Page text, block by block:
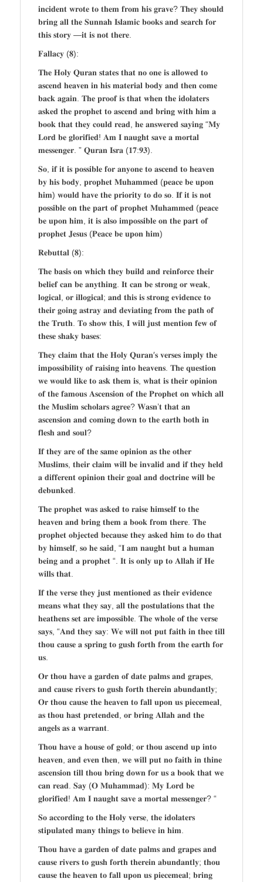
𝐢𝐧𝐜𝐢𝐝𝐞𝐧𝐭 𝐰𝐫𝐨𝐭𝐞 𝐭𝐨 𝐭𝐡𝐞𝐦 𝐟𝐫𝐨𝐦 𝐡𝐢𝐬 𝐠𝐫𝐚𝐯𝐞? 𝐓𝐡𝐞𝐲 𝐬𝐡𝐨𝐮𝐥𝐝
𝐛𝐫𝐢𝐧𝐠 𝐚𝐥𝐥 𝐭𝐡𝐞 𝐒𝐮𝐧𝐧𝐚𝐡 𝐈𝐬𝐥𝐚𝐦𝐢𝐜 𝐛𝐨𝐨𝐤𝐬 𝐚𝐧𝐝 𝐬𝐞𝐚𝐫𝐜𝐡 𝐟𝐨𝐫
𝐭𝐡𝐢𝐬 𝐬𝐭𝐨𝐫𝐲 —𝐢𝐭 𝐢𝐬 𝐧𝐨𝐭 𝐭𝐡𝐞𝐫𝐞.
𝐅𝐚𝐥𝐥𝐚𝐜𝐲 (𝟖):
𝐓𝐡𝐞 𝐇𝐨𝐥𝐲 𝐐𝐮𝐫𝐚𝐧 𝐬𝐭𝐚𝐭𝐞𝐬 𝐭𝐡𝐚𝐭 𝐧𝐨 𝐨𝐧𝐞 𝐢𝐬 𝐚𝐥𝐥𝐨𝐰𝐞𝐝 𝐭𝐨
𝐚𝐬𝐜𝐞𝐧𝐝 𝐡𝐞𝐚𝐯𝐞𝐧 𝐢𝐧 𝐡𝐢𝐬 𝐦𝐚𝐭𝐞𝐫𝐢𝐚𝐥 𝐛𝐨𝐝𝐲 𝐚𝐧𝐝 𝐭𝐡𝐞𝐧 𝐜𝐨𝐦𝐞
𝐛𝐚𝐜𝐤 𝐚𝐠𝐚𝐢𝐧. 𝐓𝐡𝐞 𝐩𝐫𝐨𝐨𝐟 𝐢𝐬 𝐭𝐡𝐚𝐭 𝐰𝐡𝐞𝐧 𝐭𝐡𝐞 𝐢𝐝𝐨𝐥𝐚𝐭𝐞𝐫𝐬
𝐚𝐬𝐤𝐞𝐝 𝐭𝐡𝐞 𝐩𝐫𝐨𝐩𝐡𝐞𝐭 𝐭𝐨 𝐚𝐬𝐜𝐞𝐧𝐝 𝐚𝐧𝐝 𝐛𝐫𝐢𝐧𝐠 𝐰𝐢𝐭𝐡 𝐡𝐢𝐦 𝐚
𝐛𝐨𝐨𝐤 𝐭𝐡𝐚𝐭 𝐭𝐡𝐞𝐲 𝐜𝐨𝐮𝐥𝐝 𝐫𝐞𝐚𝐝, 𝐡𝐞 𝐚𝐧𝐬𝐰𝐞𝐫𝐞𝐝 𝐬𝐚𝐲𝐢𝐧𝐠 “𝐌𝐲
𝐋𝐨𝐫𝐝 𝐛𝐞 𝐠𝐥𝐨𝐫𝐢𝐟𝐢𝐞𝐝! 𝐀𝐦 𝐈 𝐧𝐚𝐮𝐠𝐡𝐭 𝐬𝐚𝐯𝐞 𝐚 𝐦𝐨𝐫𝐭𝐚𝐥
𝐦𝐞𝐬𝐬𝐞𝐧𝐠𝐞𝐫. ” 𝐐𝐮𝐫𝐚𝐧 𝐈𝐬𝐫𝐚 (𝟏𝟕:𝟗𝟑).
𝐒𝐨, 𝐢𝐟 𝐢𝐭 𝐢𝐬 𝐩𝐨𝐬𝐬𝐢𝐛𝐥𝐞 𝐟𝐨𝐫 𝐚𝐧𝐲𝐨𝐧𝐞 𝐭𝐨 𝐚𝐬𝐜𝐞𝐧𝐝 𝐭𝐨 𝐡𝐞𝐚𝐯𝐞𝐧
𝐛𝐲 𝐡𝐢𝐬 𝐛𝐨𝐝𝐲, 𝐩𝐫𝐨𝐩𝐡𝐞𝐭 𝐌𝐮𝐡𝐚𝐦𝐦𝐞𝐝 (𝐩𝐞𝐚𝐜𝐞 𝐛𝐞 𝐮𝐩𝐨𝐧
𝐡𝐢𝐦) 𝐰𝐨𝐮𝐥𝐝 𝐡𝐚𝐯𝐞 𝐭𝐡𝐞 𝐩𝐫𝐢𝐨𝐫𝐢𝐭𝐲 𝐭𝐨 𝐝𝐨 𝐬𝐨. 𝐈𝐟 𝐢𝐭 𝐢𝐬 𝐧𝐨𝐭
𝐩𝐨𝐬𝐬𝐢𝐛𝐥𝐞 𝐨𝐧 𝐭𝐡𝐞 𝐩𝐚𝐫𝐭 𝐨𝐟 𝐩𝐫𝐨𝐩𝐡𝐞𝐭 𝐌𝐮𝐡𝐚𝐦𝐦𝐞𝐝 (𝐩𝐞𝐚𝐜𝐞
𝐛𝐞 𝐮𝐩𝐨𝐧 𝐡𝐢𝐦, 𝐢𝐭 𝐢𝐬 𝐚𝐥𝐬𝐨 𝐢𝐦𝐩𝐨𝐬𝐬𝐢𝐛𝐥𝐞 𝐨𝐧 𝐭𝐡𝐞 𝐩𝐚𝐫𝐭 𝐨𝐟
𝐩𝐫𝐨𝐩𝐡𝐞𝐭 𝐉𝐞𝐬𝐮𝐬 (𝐏𝐞𝐚𝐜𝐞 𝐛𝐞 𝐮𝐩𝐨𝐧 𝐡𝐢𝐦)
𝐑𝐞𝐛𝐮𝐭𝐭𝐚𝐥 (𝟖):
𝐓𝐡𝐞 𝐛𝐚𝐬𝐢𝐬 𝐨𝐧 𝐰𝐡𝐢𝐜𝐡 𝐭𝐡𝐞𝐲 𝐛𝐮𝐢𝐥𝐝 𝐚𝐧𝐝 𝐫𝐞𝐢𝐧𝐟𝐨𝐫𝐜𝐞 𝐭𝐡𝐞𝐢𝐫
𝐛𝐞𝐥𝐢𝐞𝐟 𝐜𝐚𝐧 𝐛𝐞 𝐚𝐧𝐲𝐭𝐡𝐢𝐧𝐠. 𝐈𝐭 𝐜𝐚𝐧 𝐛𝐞 𝐬𝐭𝐫𝐨𝐧𝐠 𝐨𝐫 𝐰𝐞𝐚𝐤,
𝐥𝐨𝐠𝐢𝐜𝐚𝐥, 𝐨𝐫 𝐢𝐥𝐥𝐨𝐠𝐢𝐜𝐚𝐥; 𝐚𝐧𝐝 𝐭𝐡𝐢𝐬 𝐢𝐬 𝐬𝐭𝐫𝐨𝐧𝐠 𝐞𝐯𝐢𝐝𝐞𝐧𝐜𝐞 𝐭𝐨
𝐭𝐡𝐞𝐢𝐫 𝐠𝐨𝐢𝐧𝐠 𝐚𝐬𝐭𝐫𝐚𝐲 𝐚𝐧𝐝 𝐝𝐞𝐯𝐢𝐚𝐭𝐢𝐧𝐠 𝐟𝐫𝐨𝐦 𝐭𝐡𝐞 𝐩𝐚𝐭𝐡 𝐨𝐟
𝐭𝐡𝐞 𝐓𝐫𝐮𝐭𝐡. 𝐓𝐨 𝐬𝐡𝐨𝐰 𝐭𝐡𝐢𝐬, 𝐈 𝐰𝐢𝐥𝐥 𝐣𝐮𝐬𝐭 𝐦𝐞𝐧𝐭𝐢𝐨𝐧 𝐟𝐞𝐰 𝐨𝐟
𝐭𝐡𝐞𝐬𝐞 𝐬𝐡𝐚𝐤𝐲 𝐛𝐚𝐬𝐞𝐬:
𝐓𝐡𝐞𝐲 𝐜𝐥𝐚𝐢𝐦 𝐭𝐡𝐚𝐭 𝐭𝐡𝐞 𝐇𝐨𝐥𝐲 𝐐𝐮𝐫𝐚𝐧′𝐬 𝐯𝐞𝐫𝐬𝐞𝐬 𝐢𝐦𝐩𝐥𝐲 𝐭𝐡𝐞
𝐢𝐦𝐩𝐨𝐬𝐬𝐢𝐛𝐢𝐥𝐢𝐭𝐲 𝐨𝐟 𝐫𝐚𝐢𝐬𝐢𝐧𝐠 𝐢𝐧𝐭𝐨 𝐡𝐞𝐚𝐯𝐞𝐧𝐬. 𝐓𝐡𝐞 𝐪𝐮𝐞𝐬𝐭𝐢𝐨𝐧
𝐰𝐞 𝐰𝐨𝐮𝐥𝐝 𝐥𝐢𝐤𝐞 𝐭𝐨 𝐚𝐬𝐤 𝐭𝐡𝐞𝐦 𝐢𝐬, 𝐰𝐡𝐚𝐭 𝐢𝐬 𝐭𝐡𝐞𝐢𝐫 𝐨𝐩𝐢𝐧𝐢𝐨𝐧
𝐨𝐟 𝐭𝐡𝐞 𝐟𝐚𝐦𝐨𝐮𝐬 𝐀𝐬𝐜𝐞𝐧𝐬𝐢𝐨𝐧 𝐨𝐟 𝐭𝐡𝐞 𝐏𝐫𝐨𝐩𝐡𝐞𝐭 𝐨𝐧 𝐰𝐡𝐢𝐜𝐡 𝐚𝐥𝐥
𝐭𝐡𝐞 𝐌𝐮𝐬𝐥𝐢𝐦 𝐬𝐜𝐡𝐨𝐥𝐚𝐫𝐬 𝐚𝐠𝐫𝐞𝐞? 𝐖𝐚𝐬𝐧’𝐭 𝐭𝐡𝐚𝐭 𝐚𝐧
𝐚𝐬𝐜𝐞𝐧𝐬𝐢𝐨𝐧 𝐚𝐧𝐝 𝐜𝐨𝐦𝐢𝐧𝐠 𝐝𝐨𝐰𝐧 𝐭𝐨 𝐭𝐡𝐞 𝐞𝐚𝐫𝐭𝐡 𝐛𝐨𝐭𝐡 𝐢𝐧
𝐟𝐥𝐞𝐬𝐡 𝐚𝐧𝐝 𝐬𝐨𝐮𝐥?
𝐈𝐟 𝐭𝐡𝐞𝐲 𝐚𝐫𝐞 𝐨𝐟 𝐭𝐡𝐞 𝐬𝐚𝐦𝐞 𝐨𝐩𝐢𝐧𝐢𝐨𝐧 𝐚𝐬 𝐭𝐡𝐞 𝐨𝐭𝐡𝐞𝐫
𝐌𝐮𝐬𝐥𝐢𝐦𝐬, 𝐭𝐡𝐞𝐢𝐫 𝐜𝐥𝐚𝐢𝐦 𝐰𝐢𝐥𝐥 𝐛𝐞 𝐢𝐧𝐯𝐚𝐥𝐢𝐝 𝐚𝐧𝐝 𝐢𝐟 𝐭𝐡𝐞𝐲 𝐡𝐞𝐥𝐝
𝐚 𝐝𝐢𝐟𝐟𝐞𝐫𝐞𝐧𝐭 𝐨𝐩𝐢𝐧𝐢𝐨𝐧 𝐭𝐡𝐞𝐢𝐫 𝐠𝐨𝐚𝐥 𝐚𝐧𝐝 𝐝𝐨𝐜𝐭𝐫𝐢𝐧𝐞 𝐰𝐢𝐥𝐥 𝐛𝐞
𝐝𝐞𝐛𝐮𝐧𝐤𝐞𝐝.
𝐓𝐡𝐞 𝐩𝐫𝐨𝐩𝐡𝐞𝐭 𝐰𝐚𝐬 𝐚𝐬𝐤𝐞𝐝 𝐭𝐨 𝐫𝐚𝐢𝐬𝐞 𝐡𝐢𝐦𝐬𝐞𝐥𝐟 𝐭𝐨 𝐭𝐡𝐞
𝐡𝐞𝐚𝐯𝐞𝐧 𝐚𝐧𝐝 𝐛𝐫𝐢𝐧𝐠 𝐭𝐡𝐞𝐦 𝐚 𝐛𝐨𝐨𝐤 𝐟𝐫𝐨𝐦 𝐭𝐡𝐞𝐫𝐞. 𝐓𝐡𝐞
𝐩𝐫𝐨𝐩𝐡𝐞𝐭 𝐨𝐛𝐣𝐞𝐜𝐭𝐞𝐝 𝐛𝐞𝐜𝐚𝐮𝐬𝐞 𝐭𝐡𝐞𝐲 𝐚𝐬𝐤𝐞𝐝 𝐡𝐢𝐦 𝐭𝐨 𝐝𝐨 𝐭𝐡𝐚𝐭
𝐛𝐲 𝐡𝐢𝐦𝐬𝐞𝐥𝐟, 𝐬𝐨 𝐡𝐞 𝐬𝐚𝐢𝐝, “𝐈 𝐚𝐦 𝐧𝐚𝐮𝐠𝐡𝐭 𝐛𝐮𝐭 𝐚 𝐡𝐮𝐦𝐚𝐧
𝐛𝐞𝐢𝐧𝐠 𝐚𝐧𝐝 𝐚 𝐩𝐫𝐨𝐩𝐡𝐞𝐭 “. 𝐈𝐭 𝐢𝐬 𝐨𝐧𝐥𝐲 𝐮𝐩 𝐭𝐨 𝐀𝐥𝐥𝐚𝐡 𝐢𝐟 𝐇𝐞
𝐰𝐢𝐥𝐥𝐬 𝐭𝐡𝐚𝐭.
𝐈𝐟 𝐭𝐡𝐞 𝐯𝐞𝐫𝐬𝐞 𝐭𝐡𝐞𝐲 𝐣𝐮𝐬𝐭 𝐦𝐞𝐧𝐭𝐢𝐨𝐧𝐞𝐝 𝐚𝐬 𝐭𝐡𝐞𝐢𝐫 𝐞𝐯𝐢𝐝𝐞𝐧𝐜𝐞
𝐦𝐞𝐚𝐧𝐬 𝐰𝐡𝐚𝐭 𝐭𝐡𝐞𝐲 𝐬𝐚𝐲, 𝐚𝐥𝐥 𝐭𝐡𝐞 𝐩𝐨𝐬𝐭𝐮𝐥𝐚𝐭𝐢𝐨𝐧𝐬 𝐭𝐡𝐚𝐭 𝐭𝐡𝐞
𝐡𝐞𝐚𝐭𝐡𝐞𝐧𝐬 𝐬𝐞𝐭 𝐚𝐫𝐞 𝐢𝐦𝐩𝐨𝐬𝐬𝐢𝐛𝐥𝐞. 𝐓𝐡𝐞 𝐰𝐡𝐨𝐥𝐞 𝐨𝐟 𝐭𝐡𝐞 𝐯𝐞𝐫𝐬𝐞
𝐬𝐚𝐲𝐬, “𝐀𝐧𝐝 𝐭𝐡𝐞𝐲 𝐬𝐚𝐲: 𝐖𝐞 𝐰𝐢𝐥𝐥 𝐧𝐨𝐭 𝐩𝐮𝐭 𝐟𝐚𝐢𝐭𝐡 𝐢𝐧 𝐭𝐡𝐞𝐞 𝐭𝐢𝐥𝐥
𝐭𝐡𝐨𝐮 𝐜𝐚𝐮𝐬𝐞 𝐚 𝐬𝐩𝐫𝐢𝐧𝐠 𝐭𝐨 𝐠𝐮𝐬𝐡 𝐟𝐨𝐫𝐭𝐡 𝐟𝐫𝐨𝐦 𝐭𝐡𝐞 𝐞𝐚𝐫𝐭𝐡 𝐟𝐨𝐫
𝐮𝐬.
𝐎𝐫 𝐭𝐡𝐨𝐮 𝐡𝐚𝐯𝐞 𝐚 𝐠𝐚𝐫𝐝𝐞𝐧 𝐨𝐟 𝐝𝐚𝐭𝐞 𝐩𝐚𝐥𝐦𝐬 𝐚𝐧𝐝 𝐠𝐫𝐚𝐩𝐞𝐬,
𝐚𝐧𝐝 𝐜𝐚𝐮𝐬𝐞 𝐫𝐢𝐯𝐞𝐫𝐬 𝐭𝐨 𝐠𝐮𝐬𝐡 𝐟𝐨𝐫𝐭𝐡 𝐭𝐡𝐞𝐫𝐞𝐢𝐧 𝐚𝐛𝐮𝐧𝐝𝐚𝐧𝐭𝐥𝐲;
𝐎𝐫 𝐭𝐡𝐨𝐮 𝐜𝐚𝐮𝐬𝐞 𝐭𝐡𝐞 𝐡𝐞𝐚𝐯𝐞𝐧 𝐭𝐨 𝐟𝐚𝐥𝐥 𝐮𝐩𝐨𝐧 𝐮𝐬 𝐩𝐢𝐞𝐜𝐞𝐦𝐞𝐚𝐥,
𝐚𝐬 𝐭𝐡𝐨𝐮 𝐡𝐚𝐬𝐭 𝐩𝐫𝐞𝐭𝐞𝐧𝐝𝐞𝐝, 𝐨𝐫 𝐛𝐫𝐢𝐧𝐠 𝐀𝐥𝐥𝐚𝐡 𝐚𝐧𝐝 𝐭𝐡𝐞
𝐚𝐧𝐠𝐞𝐥𝐬 𝐚𝐬 𝐚 𝐰𝐚𝐫𝐫𝐚𝐧𝐭.
𝐓𝐡𝐨𝐮 𝐡𝐚𝐯𝐞 𝐚 𝐡𝐨𝐮𝐬𝐞 𝐨𝐟 𝐠𝐨𝐥𝐝; 𝐨𝐫 𝐭𝐡𝐨𝐮 𝐚𝐬𝐜𝐞𝐧𝐝 𝐮𝐩 𝐢𝐧𝐭𝐨
𝐡𝐞𝐚𝐯𝐞𝐧, 𝐚𝐧𝐝 𝐞𝐯𝐞𝐧 𝐭𝐡𝐞𝐧, 𝐰𝐞 𝐰𝐢𝐥𝐥 𝐩𝐮𝐭 𝐧𝐨 𝐟𝐚𝐢𝐭𝐡 𝐢𝐧 𝐭𝐡𝐢𝐧𝐞
𝐚𝐬𝐜𝐞𝐧𝐬𝐢𝐨𝐧 𝐭𝐢𝐥𝐥 𝐭𝐡𝐨𝐮 𝐛𝐫𝐢𝐧𝐠 𝐝𝐨𝐰𝐧 𝐟𝐨𝐫 𝐮𝐬 𝐚 𝐛𝐨𝐨𝐤 𝐭𝐡𝐚𝐭 𝐰𝐞
𝐜𝐚𝐧 𝐫𝐞𝐚𝐝. 𝐒𝐚𝐲 (𝐎 𝐌𝐮𝐡𝐚𝐦𝐦𝐚𝐝): 𝐌𝐲 𝐋𝐨𝐫𝐝 𝐛𝐞
𝐠𝐥𝐨𝐫𝐢𝐟𝐢𝐞𝐝! 𝐀𝐦 𝐈 𝐧𝐚𝐮𝐠𝐡𝐭 𝐬𝐚𝐯𝐞 𝐚 𝐦𝐨𝐫𝐭𝐚𝐥 𝐦𝐞𝐬𝐬𝐞𝐧𝐠𝐞𝐫? “
𝐒𝐨 𝐚𝐜𝐜𝐨𝐫𝐝𝐢𝐧𝐠 𝐭𝐨 𝐭𝐡𝐞 𝐇𝐨𝐥𝐲 𝐯𝐞𝐫𝐬𝐞, 𝐭𝐡𝐞 𝐢𝐝𝐨𝐥𝐚𝐭𝐞𝐫𝐬
𝐬𝐭𝐢𝐩𝐮𝐥𝐚𝐭𝐞𝐝 𝐦𝐚𝐧𝐲 𝐭𝐡𝐢𝐧𝐠𝐬 𝐭𝐨 𝐛𝐞𝐥𝐢𝐞𝐯𝐞 𝐢𝐧 𝐡𝐢𝐦.
𝐓𝐡𝐨𝐮 𝐡𝐚𝐯𝐞 𝐚 𝐠𝐚𝐫𝐝𝐞𝐧 𝐨𝐟 𝐝𝐚𝐭𝐞 𝐩𝐚𝐥𝐦𝐬 𝐚𝐧𝐝 𝐠𝐫𝐚𝐩𝐞𝐬 𝐚𝐧𝐝
𝐜𝐚𝐮𝐬𝐞 𝐫𝐢𝐯𝐞𝐫𝐬 𝐭𝐨 𝐠𝐮𝐬𝐡 𝐟𝐨𝐫𝐭𝐡 𝐭𝐡𝐞𝐫𝐞𝐢𝐧 𝐚𝐛𝐮𝐧𝐝𝐚𝐧𝐭𝐥𝐲; 𝐭𝐡𝐨𝐮
𝐜𝐚𝐮𝐬𝐞 𝐭𝐡𝐞 𝐡𝐞𝐚𝐯𝐞𝐧 𝐭𝐨 𝐟𝐚𝐥𝐥 𝐮𝐩𝐨𝐧 𝐮𝐬 𝐩𝐢𝐞𝐜𝐞𝐦𝐞𝐚𝐥; 𝐛𝐫𝐢𝐧𝐠